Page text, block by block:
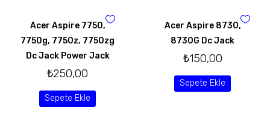
Acer Aspire 7750,
7750g, 7750z, 7750zg
Dc Jack Power Jack
₺250,00
Sepete Ekle
Acer Aspire 8730,
8730G Dc Jack
₺150,00
Sepete Ekle